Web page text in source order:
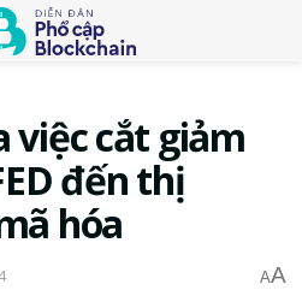
việc cắt giảm
đến thị
hóa
AA